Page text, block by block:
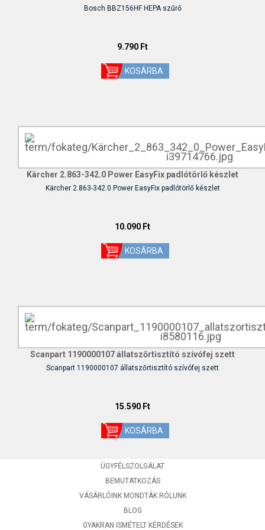
Bosch BBZ156HF HEPA szűrő
9.790 Ft
Kärcher 2.863-342.0 Power EasyFix padlótörlő készlet
Kärcher 2.863-342.0 Power EasyFix padlótörlő készlet
10.090 Ft
Scanpart 1190000107 állatszőrtisztító szívófej szett
Scanpart 1190000107 állatszőrtisztító szívófej szett
15.590 Ft
ÜGYFÉLSZOLGÁLAT
BEMUTATKOZÁS
VÁSÁRLÓINK MONDTÁK RÓLUNK
BLOG
GYAKRAN ISMÉTELT KÉRDÉSEK